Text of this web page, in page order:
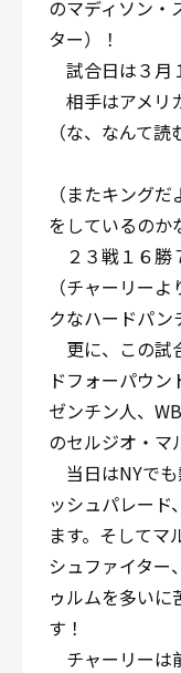
のマディソン・
ター）！
試合日は３月
相手はアメリ
（な、なんて読
（またキング
をしているのか
２３戦１６勝
（チャーリー
クなハードパン
更に、この試
ドフォーパウ
ゼンチン人、
のセルジオ・マ
当日はNYで
ッシュパレード
ます。そしてマ
シュファイター
ゥルムを多い
す！
チャーリーは